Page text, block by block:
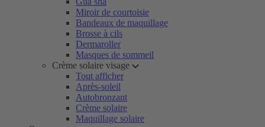
Miroir de courtoisie
Bandeaux de maquillage
Brosse à cils
Dermaroller
Masques de sommeil
Crème solaire visage
Tout afficher
Après-soleil
Autobronzant
Crème solaire
Maquillage solaire